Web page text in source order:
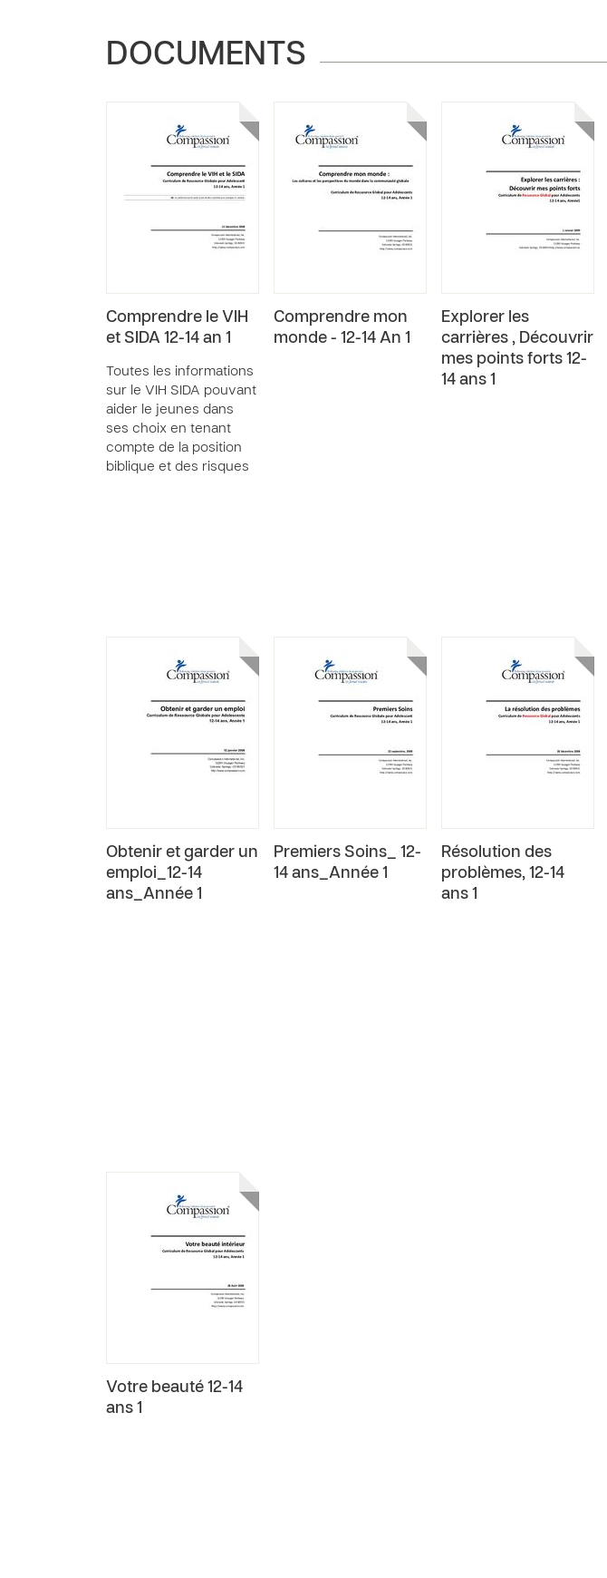
DOCUMENTS
Comprendre le VIH
et SIDA 12-14 an 1
Toutes les informations
sur le VIH SIDA pouvant
aider le jeunes dans
ses choix en tenant
compte de la position
biblique et des risques
Comprendre mon
monde - 12-14 An 1
Explorer les
carrières , Découvrir
mes points forts 12-
14 ans 1
Obtenir et garder un
emploi_12-14
ans_Année 1
Premiers Soins_ 12-
14 ans_Année 1
Résolution des
problèmes, 12-14
ans 1
Votre beauté 12-14
ans 1